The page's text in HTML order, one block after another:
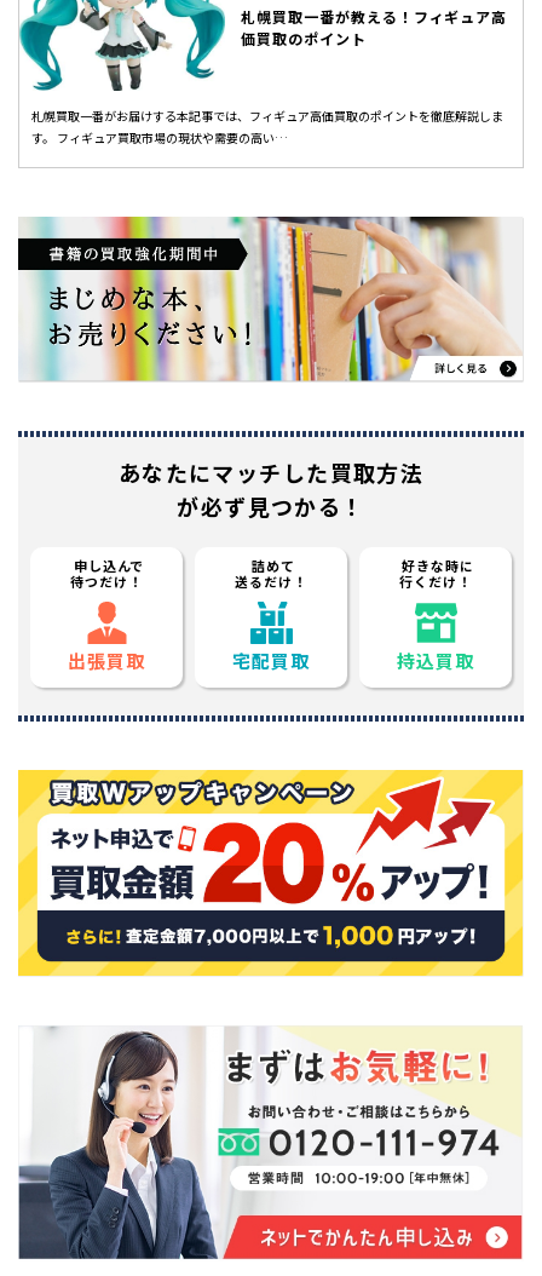
札幌買取一番が教える！フィギュア高
価買取のポイント
札幌買取一番がお届けする本記事では、フィギュア高価買取のポイントを徹底解説しま
す。 フィギュア買取市場の現状や需要の高い…
あなたにマッチした買取方法
が必ず見つかる！
申し込んで
待つだけ！
出張買取
詰めて
送るだけ！
宅配買取
好きな時に
行くだけ！
持込買取